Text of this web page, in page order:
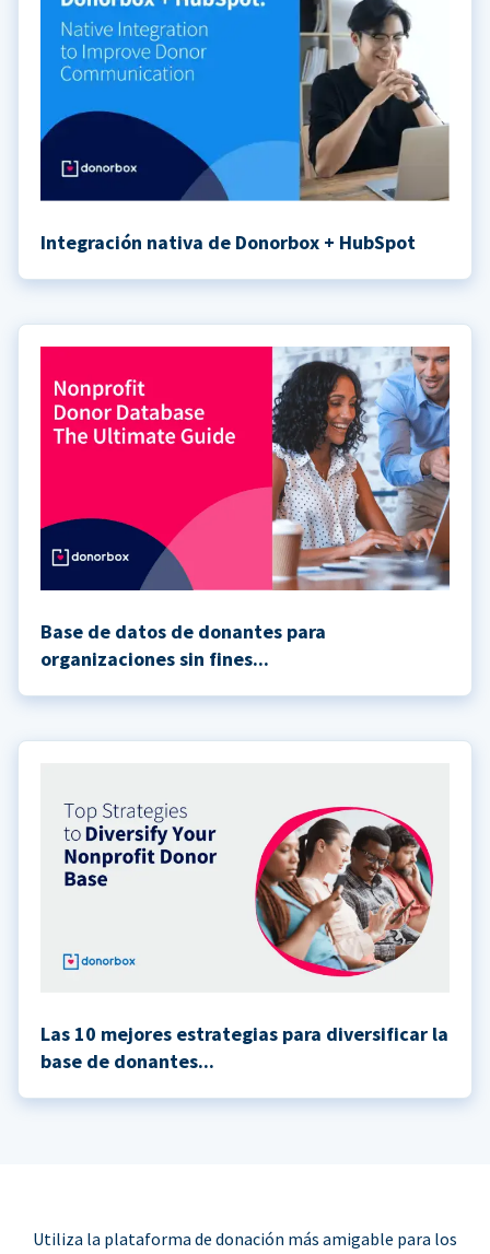
Integración nativa de Donorbox + HubSpot
Base de datos de donantes para
organizaciones sin fines...
Las 10 mejores estrategias para diversificar la
base de donantes...
Utiliza la plataforma de donación más amigable para los